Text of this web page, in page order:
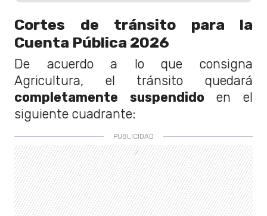
Cortes de tránsito para la
Cuenta Pública 2026
De acuerdo a lo que consigna
Agricultura, el tránsito quedará
completamente suspendido en el
siguiente cuadrante: